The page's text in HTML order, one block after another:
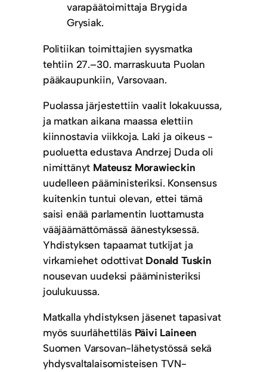
varapäätoimittaja Brygida
Grysiak.
Politiikan toimittajien syysmatka
tehtiin 27.–30. marraskuuta Puolan
pääkaupunkiin, Varsovaan.
Puolassa järjestettiin vaalit lokakuussa,
ja matkan aikana maassa elettiin
kiinnostavia viikkoja. Laki ja oikeus -
puoluetta edustava Andrzej Duda oli
nimittänyt Mateusz Morawieckin
uudelleen pääministeriksi. Konsensus
kuitenkin tuntui olevan, ettei tämä
saisi enää parlamentin luottamusta
vääjäämättömässä äänestyksessä.
Yhdistyksen tapaamat tutkijat ja
virkamiehet odottivat Donald Tuskin
nousevan uudeksi pääministeriksi
joulukuussa.
Matkalla yhdistyksen jäsenet tapasivat
myös suurlähettiläs Päivi Laineen
Suomen Varsovan-lähetystössä sekä
yhdysvaltalaisomisteisen TVN-